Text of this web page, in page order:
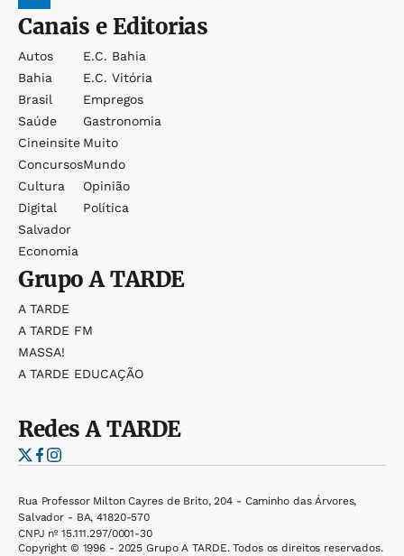
Canais e Editorias
Autos
Bahia
Brasil
Saúde
Cineinsite
Concursos
Cultura
Digital
Salvador
Economia
E.c. Bahia
E.c. Vitória
Empregos
Gastronomia
Muito
Mundo
Opinião
Política
GrupoA TARDE
A TARDE
A TARDE FM
MASSA!
A TARDE EDUCAÇÃO
RedesA TARDE
Rua Professor Milton Cayres de Brito, 204 - Caminho das Árvores,
Salvador - BA, 41820-570
CNPJ nº 15.111.297/0001-30
Copyright © 1996 - 2025 Grupo A TARDE. Todos os direitos reservados.